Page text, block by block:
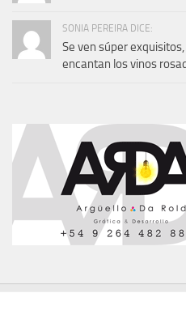
SONIA PEREIRA DICE:
Se ven súper
encantan los vinos